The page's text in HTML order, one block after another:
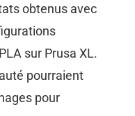
obtenus avec
sur Prusa XL.
pourraient
pour